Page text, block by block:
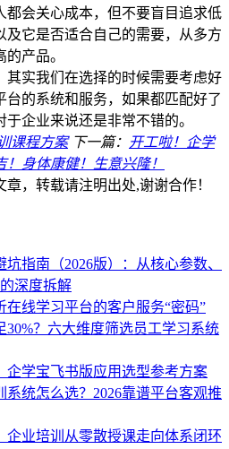
都会关心成本，但不要盲目追求低
及它是否适合自己的需要，从多方
产品。
其实我们在选择的时候需要考虑好
台的系统和服务，如果都匹配好了
企业来说还是非常不错的。
课程方案 下一篇： 开工啦！企学
身体康健！生意兴隆！
章，转载请注明出处,谢谢合作！
指南（2026版）：从核心参数、
深度拆解
在线学习平台的客户服务“密码”
30%？六大维度筛选员工学习系统
企学宝飞书版应用选型参考方案
系统怎么选？2026靠谱平台客观推
企业培训从零散授课走向体系闭环